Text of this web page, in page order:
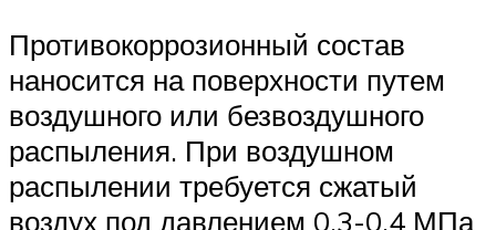
Противокоррозионный состав
наносится на поверхности путем
воздушного или безвоздушного
распыления. При воздушном
распылении требуется сжатый
воздух под давлением 0,3-0,4 МПа